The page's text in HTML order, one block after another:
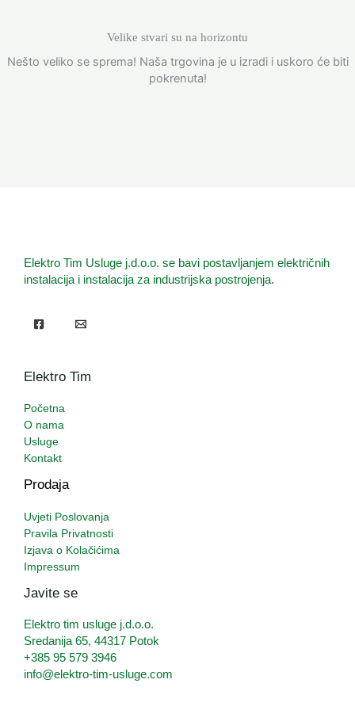
Velike stvari su na horizontu
Nešto veliko se sprema! Naša trgovina je u izradi i uskoro će biti
pokrenuta!
Elektro Tim Usluge j.d.o.o. se bavi postavljanjem električnih
instalacija i instalacija za industrijska postrojenja.
Elektro Tim
Početna
O nama
Usluge
Kontakt
Prodaja
Uvjeti Poslovanja
Pravila Privatnosti
Izjava o Kolačićima
Impressum
Javite se
Elektro tim usluge j.d.o.o.
Sredanija 65, 44317 Potok
+385 95 579 3946
info@elektro-tim-usluge.com